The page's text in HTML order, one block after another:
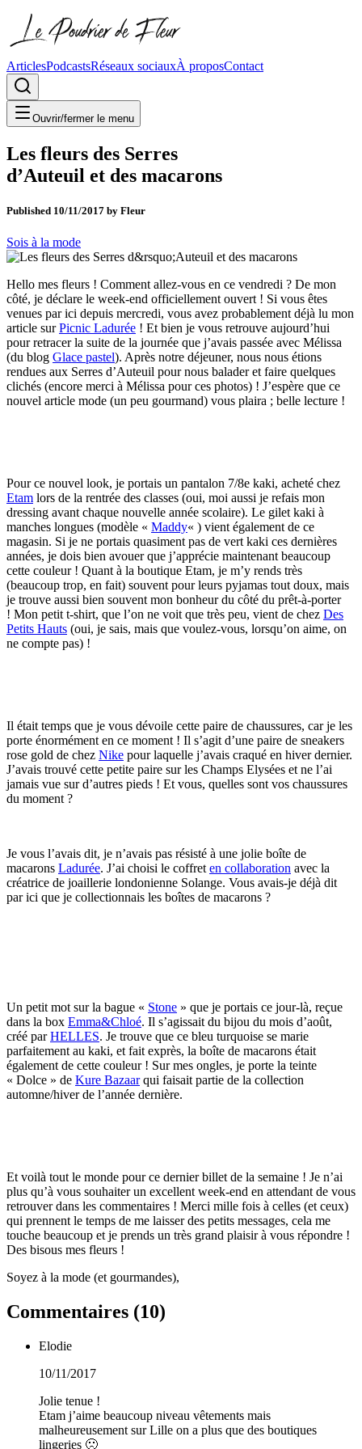
ArticlesPodcastsRéseaux sociauxÀ proposContact
Ouvrir/fermer le menu
Les fleurs des Serres
d’Auteuil et des macarons
Published 10/11/2017 by Fleur
Sois à la mode
Hello mes fleurs ! Comment allez-vous en ce vendredi ? De mon
côté, je déclare le week-end officiellement ouvert ! Si vous êtes
venues par ici depuis mercredi, vous avez probablement déjà lu mon
article surPicnic Ladurée ! Et bien je vous retrouve aujourd’hui
pour retracer la suite de la journée que j’avais passée avec Mélissa
(du blog Glace pastel). Après notre déjeuner, nous nous étions
rendues aux Serres d’Auteuil pour nous balader et faire quelques
clichés (encore merci à Mélissa pour ces photos) ! J’espère que ce
nouvel article mode (un peu gourmand) vous plaira ; belle lecture !
Pour ce nouvel look, je portais un pantalon 7/8e kaki, acheté chez
Etam lors de la rentrée des classes (oui, moi aussi je refais mon
dressing avant chaque nouvelle année scolaire). Le gilet kaki à
manches longues (modèle « Maddy« ) vient également de ce
magasin. Si je ne portais quasiment pas de vert kaki ces dernières
années, je dois bien avouer que j’apprécie maintenant beaucoup
cette couleur ! Quant à la boutique Etam, je m’y rends très
(beaucoup trop, en fait) souvent pour leurs pyjamas tout doux, mais
je trouve aussi bien souvent mon bonheur du côté du prêt-à-porter
! Mon petit t-shirt, que l’on ne voit que très peu, vient de chez Des
Petits Hauts (oui, je sais, mais que voulez-vous, lorsqu’on aime, on
ne compte pas) !
Il était temps que je vous dévoile cette paire de chaussures, car je les
porte énormément en ce moment ! Il s’agit d’une paire de sneakers
rose gold de chez Nike pour laquelle j’avais craqué en hiver dernier.
J’avais trouvé cette petite paire sur les Champs Elysées et ne l’ai
jamais vue sur d’autres pieds ! Et vous, quelles sont vos chaussures
du moment ?
Je vous l’avais dit, je n’avais pas résisté à une jolie boîte de
macarons Ladurée. J’ai choisi le coffret en collaboration avec la
créatrice de joaillerie londonienne Solange. Vous avais-je déjà dit
par ici que je collectionnais les boîtes de macarons ?
Un petit mot sur la bague « Stone » que je portais ce jour-là, reçue
dans la box Emma&Chloé. Il s’agissait du bijou du mois d’août,
créé parHELLES. Je trouve que ce bleu turquoise se marie
parfaitement au kaki, et fait exprès, la boîte de macarons était
également de cette couleur ! Sur mes ongles, je porte la teinte
« Dolce » de Kure Bazaarqui faisait partie de la collection
automne/hiver de l’année dernière.
Et voilà tout le monde pour ce dernier billet de la semaine ! Je n’ai
plus qu’à vous souhaiter un excellent week-end en attendant de vous
retrouver dans les commentaires ! Merci mille fois à celles (et ceux)
qui prennent le temps de me laisser des petits messages, cela me
touche beaucoup et je prends un très grand plaisir à vous répondre !
Des bisous mes fleurs !
Soyez à la mode (et gourmandes),
Commentaires (10)
Elodie
10/11/2017
Jolie tenue !
Etam j’aime beaucoup niveau vêtements mais
malheureusement sur Lille on a plus que des boutiques
lingeries 🙁